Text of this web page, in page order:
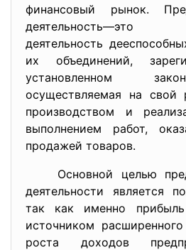
финансовый рынок.
деятельность—это
деятельность
их объединений,
установленном
осуществляемая на свой
производством и
выполнением работ,
продажей товаров.
Основной целью
деятельности является
так как именно
источником
роста доходов